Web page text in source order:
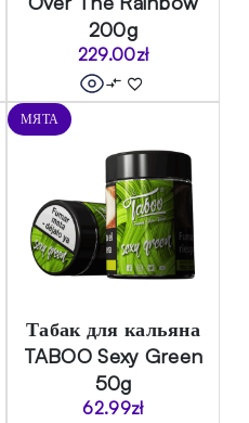
200g
229.00zł
МЯТА
Табак для кальяна
TABOO Sexy Green
50g
62.99zł